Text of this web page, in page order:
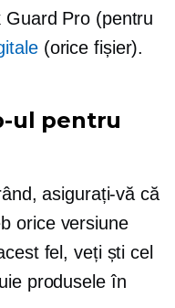
Guard Pro (pentru
(orice fișier).
ul pentru
asigurați-vă că
orice versiune
fel, veți ști cel
produsele în